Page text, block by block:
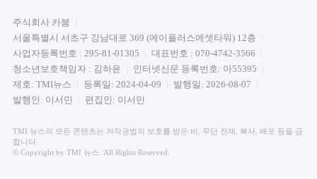
주식회사 카붐
서울특별시 서초구 강남대로 369 (에이플러스에셋타워) 12층
사업자등록번호 : 295-81-01305
대표번호 : 070-4742-3566
청소년보호책임자 : 김하윤
인터넷신문 등록번호: 아55395
제호: TMI뉴스
등록일: 2024-04-09
발행일: 2026-08-07
발행인: 이서민
편집인: 이서민
TMI 뉴스의 모든 콘텐츠는 저작권법의 보호를 받은 바, 무단 전재, 복사, 배포 등을 금
합니다.
© Copyright by TMI 뉴스. All Rights Reserved.